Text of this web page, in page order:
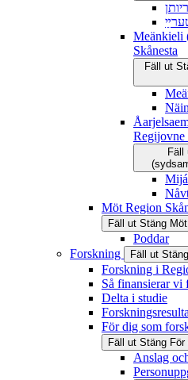
Meänkieli
Skånesta
Fäll ut
Regijovne
Fäll
Mijá
Möt Region
Fäll ut Stäng
Poddar
Forskning
Fäll ut Stäng
Forskning i
Så finansierar vi
Delta i studie
För dig som
Fäll ut Stäng
Anslag